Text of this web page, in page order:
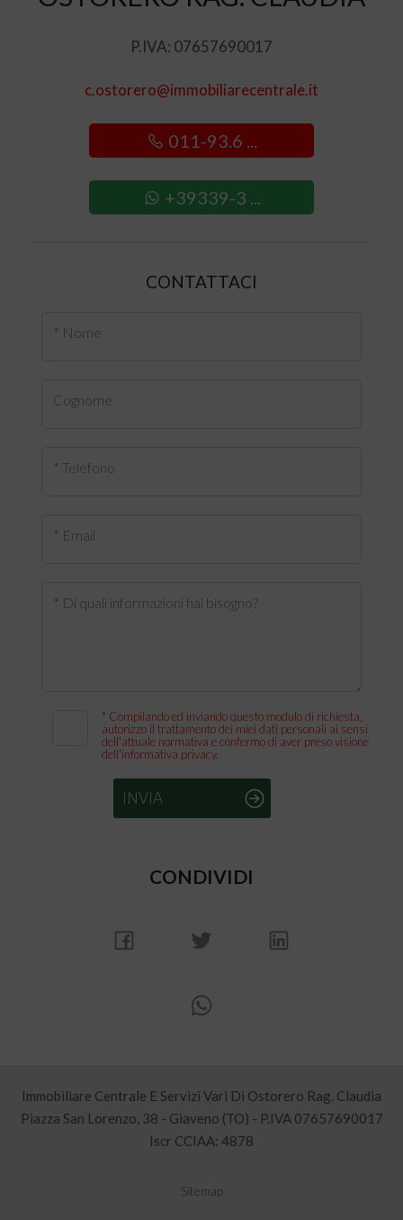
P.IVA: 07657690017
c.ostorero@immobiliarecentrale.it
011-93.6 ...
+39339-3 ...
CONTATTACI
* Nome
Cognome
* Telefono
* Email
* Di quali informazioni hai bisogno?
* Compilando ed inviando questo modulo di richiesta,
autorizzo il trattamento dei miei dati personali ai sensi
dell'attuale normativa e confermo di aver preso visione
dell'informativa privacy.
INVIA
CONDIVIDI
Immobiliare Centrale E Servizi Vari Di Ostorero Rag. Claudia
Piazza San Lorenzo, 38 - Giaveno (TO) - P.IVA 07657690017
Iscr CCIAA: 4878
Sitemap